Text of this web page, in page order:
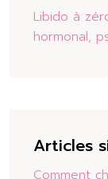
Libido à
hormonal,
Articles
Comment